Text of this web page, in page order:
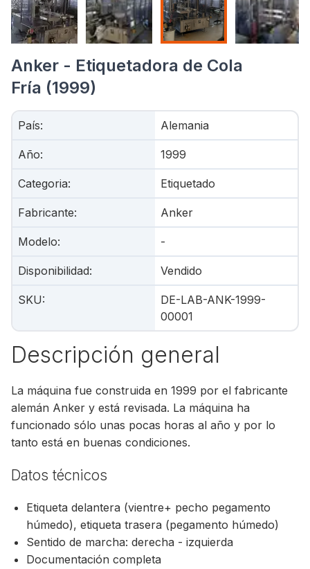
Anker - Etiquetadora de Cola
Fría (1999)
País: Alemania
Año: 1999
Categoria: Etiquetado
Fabricante: Anker
Modelo: -
Disponibilidad: Vendido
SKU:
DE-LAB-ANK-1999-
00001
Descripción general
La máquina fue construida en 1999 por el fabricante
alemán Anker y está revisada. La máquina ha
funcionado sólo unas pocas horas al año y por lo
tanto está en buenas condiciones.
Datos técnicos
Etiqueta delantera (vientre+ pecho pegamento
húmedo), etiqueta trasera (pegamento húmedo)
Sentido de marcha: derecha - izquierda
Documentación completa